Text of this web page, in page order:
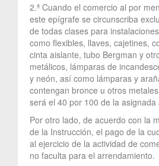
2.ª Cuando el comercio al por
este epígrafe se circunscriba
de todas clases para
como flexibles, llaves, cajetines,
cinta aislante, tubo Bergman y
metálicos, lámparas de
y neón, así como lámparas y
contengan bronce u otros
será el 40 por 100 de la asignada
Por otro lado, de acuerdo con la
de la Instrucción, el pago de la
al ejercicio de la actividad de
no faculta para el arrendamiento.